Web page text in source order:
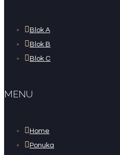
Blok A
Blok B
Blok C
MENU
Home
Ponuka